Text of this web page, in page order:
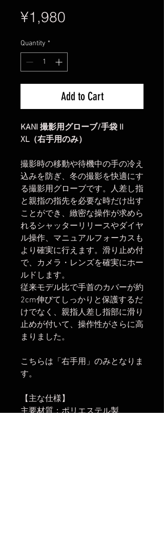
¥1,980
Quantity *
Add to Cart
KANI 撮影用グローブ/手袋 II
XL（右手用のみ）
撮影時の移動や待機中の手の冷え
込みを防ぎ、冬の撮影を快適にす
る撮影用グローブです。人差し指
と親指の指先を必要な時だけ出す
ことができ、緻密な操作が求めら
れるシャッターリリースやダイヤ
ル操作、マニュアルフォーカスも
より確実に行えます。滑り止め付
で、カメラ・レンズを確実にホー
ルドします。
従来モデル比で手首のカバーが約
2cm伸びてしっかりと保護するだ
けでなく、親指人差し指部に滑り
止めが付いて、操作性がさらに高
まりました。
こちらは「右手用」のみとなりま
す。
【主な仕様】
主要材質：ポリエステル製